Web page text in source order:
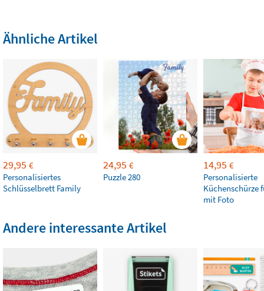
Ähnliche Artikel
29,95 €
Personalisiertes
Schlüsselbrett Family
24,95 €
Puzzle 280
14,95 €
Personalisierte
Küchenschürze
mit Foto
Andere interessante Artikel